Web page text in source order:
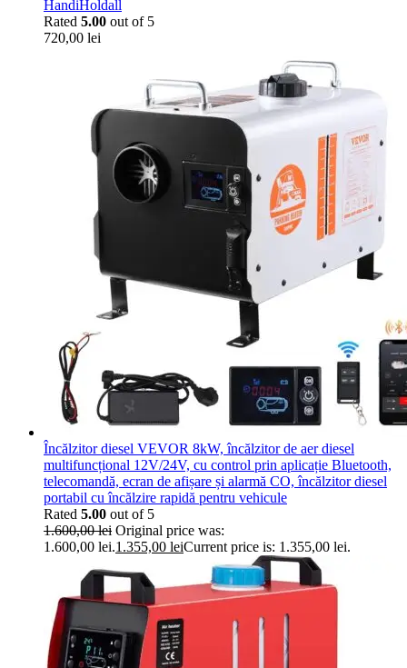
HandiHoldall
Rated 5.00 out of 5
720,00 lei
Încălzitor diesel VEVOR 8kW, încălzitor de aer diesel
multifuncțional 12V/24V, cu control prin aplicație Bluetooth,
telecomandă, ecran de afișare și alarmă CO, încălzitor diesel
portabil cu încălzire rapidă pentru vehicule
Rated 5.00 out of 5
1.600,00lei Original price was:
1.600,00 lei.1.355,00 leiCurrent price is: 1.355,00 lei.